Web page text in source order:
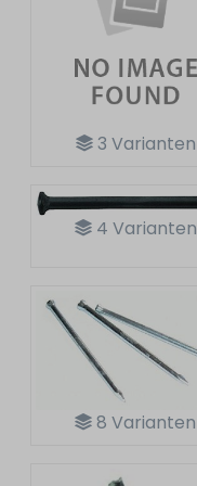
3 Varianten
4 Varianten
8 Varianten